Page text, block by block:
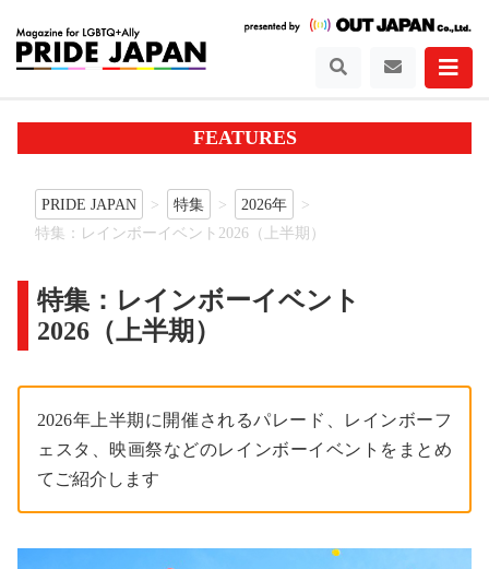
FEATURES
PRIDE JAPAN 特集
2026年
特集：レインボーイベント2026（上半期）
特集：レインボーイベント
2026（上半期）
2026年上半期に開催されるパレード、レインボーフ
ェスタ、映画祭などのレインボーイベントをまとめ
てご紹介します